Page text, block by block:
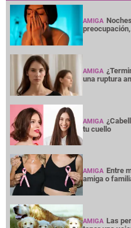
AMIGA
AMIGA
una ruptura
AMIGA
tu cuello
AMIGA Entre
amiga o
AMIGA Las